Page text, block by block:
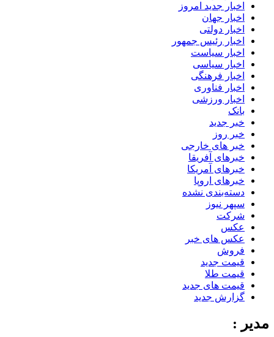
اخبار جدید امروز
اخبار جهان
اخبار دولتی
اخبار رئیس جمهور
اخبار سیاست
اخبار سیاسی
اخبار فرهنگی
اخبار فناوری
اخبار ورزشی
بانک
خبر جدید
خبر روز
خبر های خارجی
خبرهای آفریقا
خبرهای آمریکا
خبرهای اروپا
دسته‌بندی نشده
سپهر نیوز
شرکت
عکس
عکس های خبر
فروش
قیمت جدید
قیمت طلا
قیمت های جدید
گزارش جدید
مدیر :